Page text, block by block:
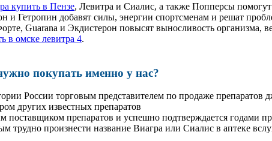
купить в Пензе, Левитра и Сиалис, а также Попперсы
и Гетропин добавят силы, энергии спортсменам и решат
Guarana и Экдистерон повысят выносливость организма,
в омске левитра 4.
покупать именно у нас?
России торговым представителем по продаже препаратов
других известных препаратов
поставщиком препаратов и успешно подтверждается годами
трудно произнести название Виагра или Сиалис в аптеке